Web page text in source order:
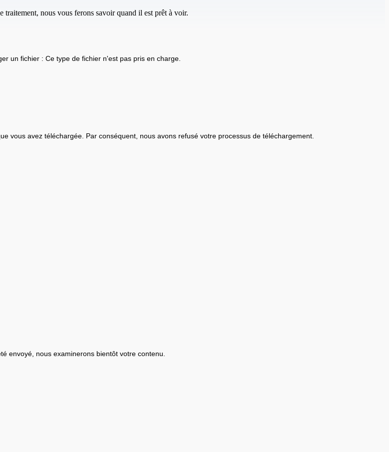
traitement, nous vous ferons savoir quand il est prêt à voir.
un fichier : Ce type de fichier n'est pas pris en charge.
vous avez téléchargée. Par conséquent, nous avons refusé votre processus de téléchargement.
envoyé, nous examinerons bientôt votre contenu.